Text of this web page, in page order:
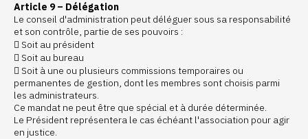
Article 9 – Délégation
Le conseil d'administration peut déléguer sous sa responsabilité
et son contrôle, partie de ses pouvoirs :
 Soit au président
 Soit au bureau
 Soit à une ou plusieurs commissions temporaires ou
permanentes de gestion, dont les membres sont choisis parmi
les administrateurs.
Ce mandat ne peut être que spécial et à durée déterminée.
Le Président représentera le cas échéant l'association pour agir
en justice.